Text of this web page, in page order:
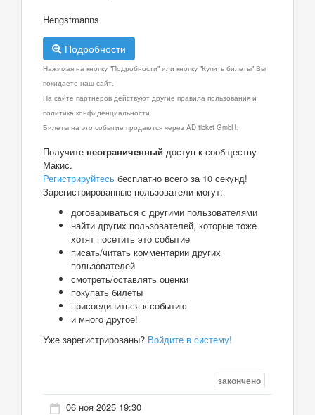
Hengstmanns
Подробности
Нажимая на кнопку "Подробности" или кнопку "Купить билеты" Вы
покидаете наш сайт.
На сайте партнеров действуют другие правила пользования и
политика конфиденциальности.
Билеты на это событие продаются через AD ticket GmbH.
Получите неограниченный доступ к сообществу
Макис.
Регистрируйтесь бесплатно всего за 10 секунд!
Зарегистрированные пользователи могут:
договариваться с другими пользователями
найти других пользователей, которые тоже
хотят посетить это событие
писать/читать комментарии других
пользователей
смотреть/оставлять оценки
покупать билеты
присоединиться к событию
и много другое!
Уже зарегистрированы? Войдите в систему!
закончено
06 ноя 2025 19:30